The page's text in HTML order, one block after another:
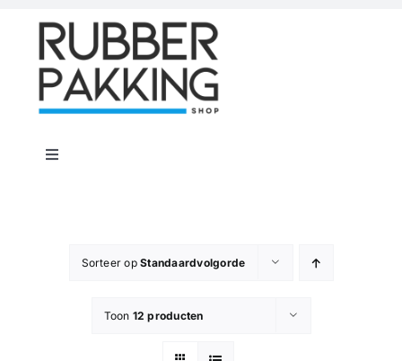
content
Toggle
Rubber Shop
Flenspakkingen
Sorteer opStandaardvolgorde
Toon 12 producten